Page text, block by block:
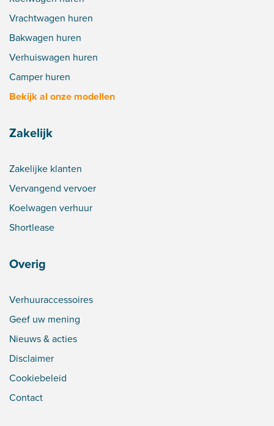
Vrachtwagen huren
Bakwagen huren
Verhuiswagen huren
Camper huren
Bekijk al onze modellen
Zakelijk
Zakelijke klanten
Vervangend vervoer
Koelwagen verhuur
Shortlease
Overig
Verhuuraccessoires
Geef uw mening
Nieuws & acties
Disclaimer
Cookiebeleid
Contact